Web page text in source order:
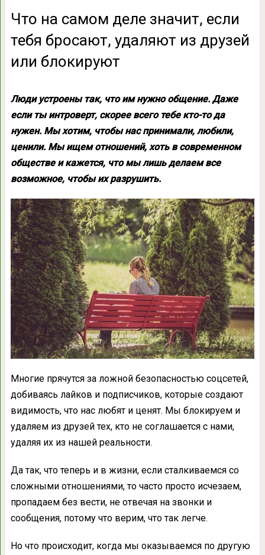
Что на самом деле значит, если
тебя бросают, удаляют из друзей
или блокируют
Люди устроены так, что им нужно общение. Даже
если ты интроверт, скорее всего тебе кто-то да
нужен. Мы хотим, чтобы нас принимали, любили,
ценили. Мы ищем отношений, хоть в современном
обществе и кажется, что мы лишь делаем все
возможное, чтобы их разрушить.
Многие прячутся за ложной безопасностью соцсетей,
добиваясь лайков и подписчиков, которые создают
видимость, что нас любят и ценят. Мы блокируем и
удаляем из друзей тех, кто не соглашается с нами,
удаляя их из нашей реальности.
Да так, что теперь и в жизни, если сталкиваемся со
сложными отношениями, то часто просто исчезаем,
пропадаем без вести, не отвечая на звонки и
сообщения, потому что верим, что так легче.
Но что происходит, когда мы оказываемся по другую